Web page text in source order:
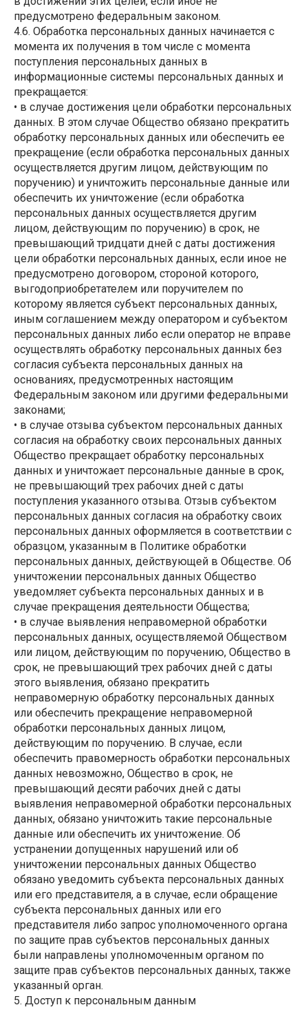
предусмотрено федеральным законом.
4.6. Обработка персональных данных начинается с
момента их получения в том числе с момента
поступления персональных данных в
информационные системы персональных данных и
прекращается:
• в случае достижения цели обработки персональных
данных. В этом случае Общество обязано прекратить
обработку персональных данных или обеспечить ее
прекращение (если обработка персональных данных
осуществляется другим лицом, действующим по
поручению) и уничтожить персональные данные или
обеспечить их уничтожение (если обработка
персональных данных осуществляется другим
лицом, действующим по поручению) в срок, не
превышающий тридцати дней с даты достижения
цели обработки персональных данных, если иное не
предусмотрено договором, стороной которого,
выгодоприобретателем или поручителем по
которому является субъект персональных данных,
иным соглашением между оператором и субъектом
персональных данных либо если оператор не вправе
осуществлять обработку персональных данных без
согласия субъекта персональных данных на
основаниях, предусмотренных настоящим
Федеральным законом или другими федеральными
законами;
• в случае отзыва субъектом персональных данных
согласия на обработку своих персональных данных
Общество прекращает обработку персональных
данных и уничтожает персональные данные в срок,
не превышающий трех рабочих дней с даты
поступления указанного отзыва. Отзыв субъектом
персональных данных согласия на обработку своих
персональных данных оформляется в соответствии с
образцом, указанным в Политике обработки
персональных данных, действующей в Обществе. Об
уничтожении персональных данных Общество
уведомляет субъекта персональных данных и в
случае прекращения деятельности Общества;
• в случае выявления неправомерной обработки
персональных данных, осуществляемой Обществом
или лицом, действующим по поручению, Общество в
срок, не превышающий трех рабочих дней с даты
этого выявления, обязано прекратить
неправомерную обработку персональных данных
или обеспечить прекращение неправомерной
обработки персональных данных лицом,
действующим по поручению. В случае, если
обеспечить правомерность обработки персональных
данных невозможно, Общество в срок, не
превышающий десяти рабочих дней с даты
выявления неправомерной обработки персональных
данных, обязано уничтожить такие персональные
данные или обеспечить их уничтожение. Об
устранении допущенных нарушений или об
уничтожении персональных данных Общество
обязано уведомить субъекта персональных данных
или его представителя, а в случае, если обращение
субъекта персональных данных или его
представителя либо запрос уполномоченного органа
по защите прав субъектов персональных данных
были направлены уполномоченным органом по
защите прав субъектов персональных данных, также
указанный орган.
5. Доступ к персональным данным